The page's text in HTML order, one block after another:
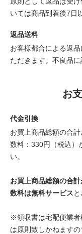
いては商品到着後7日
返品送料
お客様都合による返
ただきます。不良品
お
代金引換
お買上商品総額の合
数料：330円（税込）
い。
お買上商品総額の合
数料は無料サービス
※領収書は宅配便業者
は原則致しかねますの